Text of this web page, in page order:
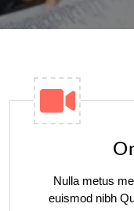
Nulla metus
euismod nibh